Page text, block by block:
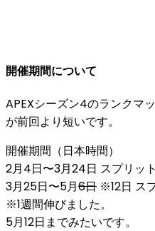
開催期間について
APEXシーズン4のランクマ
が前回より短いです。
開催期間 （日本時間）
2月4日〜3月24日 スプリッ
3月25日〜5月6日 ※12日 ス
※1週間伸びました。
5月12日までみたいです。